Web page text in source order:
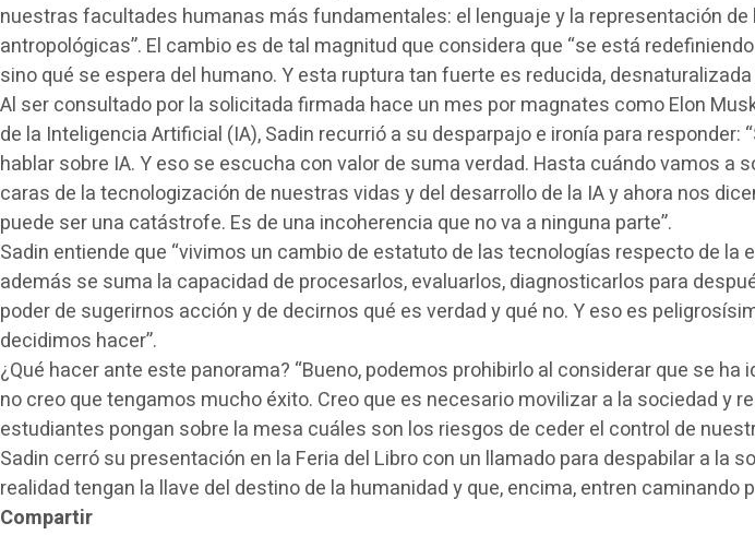
nuestras facultades humanas más fundamentales: el lenguaje y la representación
antropológicas”. El cambio es de tal magnitud que considera que “se está
sino qué se espera del humano. Y esta ruptura tan fuerte es reducida,
Al ser consultado por la solicitada firmada hace un mes por magnates como Elon
de la Inteligencia Artificial (IA), Sadin recurrió a su desparpajo e ironía para
hablar sobre IA. Y eso se escucha con valor de suma verdad. Hasta cuándo vamos
caras de la tecnologización de nuestras vidas y del desarrollo de la IA y ahora nos
puede ser una catástrofe. Es de una incoherencia que no va a ninguna parte”.
Sadin entiende que “vivimos un cambio de estatuto de las tecnologías respecto de
además se suma la capacidad de procesarlos, evaluarlos, diagnosticarlos para
poder de sugerirnos acción y de decirnos qué es verdad y qué no. Y eso es
decidimos hacer”.
¿Qué hacer ante este panorama? “Bueno, podemos prohibirlo al considerar que se
no creo que tengamos mucho éxito. Creo que es necesario movilizar a la sociedad y
estudiantes pongan sobre la mesa cuáles son los riesgos de ceder el control de
Sadin cerró su presentación en la Feria del Libro con un llamado para despabilar a
realidad tengan la llave del destino de la humanidad y que, encima, entren caminando
Compartir